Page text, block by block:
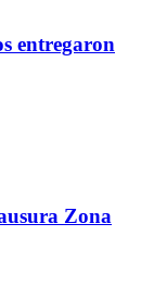
entregaron
Zona